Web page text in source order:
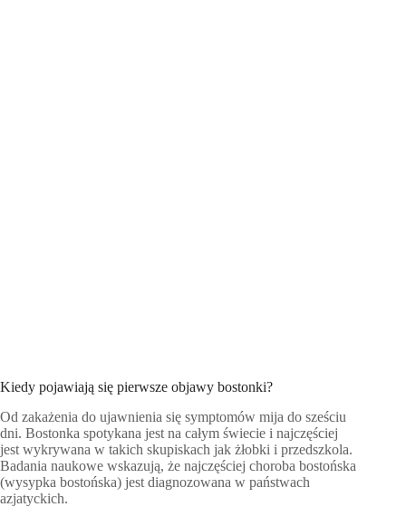
Kiedy pojawiają się pierwsze objawy bostonki?
Od zakażenia do ujawnienia się symptomów mija do sześciu
dni. Bostonka spotykana jest na całym świecie i najczęściej
jest wykrywana w takich skupiskach jak żłobki i przedszkola.
Badania naukowe wskazują, że najczęściej choroba bostońska
(wysypka bostońska) jest diagnozowana w państwach
azjatyckich.